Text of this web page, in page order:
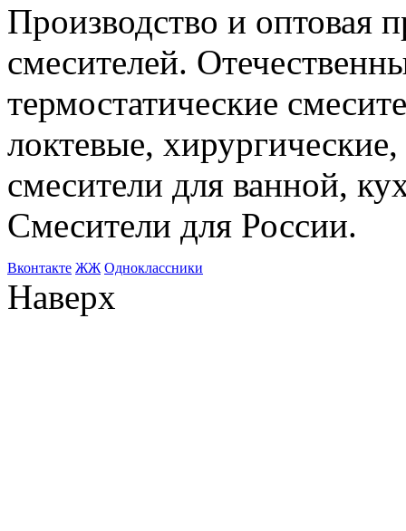
Производство и оптовая
смесителей.
термостатические
локтевые,
смесители для ванной,
Смесители для России.
Bконтакте ЖЖ Одноклассники
Наверх